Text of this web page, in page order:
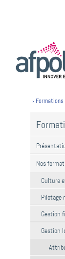
›
Nos
Culture
Pilotage
Gestion
Gestion